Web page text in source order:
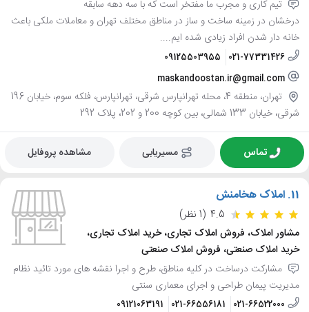
تیم کاری و مجرب ما مفتخر است که با سه دهه سابقه
درخشان در زمینه ساخت و ساز در مناطق مختلف تهران و معاملات ملکی باعث
خانه دار شدن افراد زیادی شده ایم....
021-77331426
09125503955
maskandoostan.ir@gmail.com
تهران، منطقه 4، محله تهرانپارس شرقی، تهرانپارس، فلکه سوم، خیابان 196
شرقی، خیابان 133 شمالی، بین کوچه 200 و 202، پلاک 292
تماس مسیریابی مشاهده پروفایل
11. املاک هخامنش
4.5 (1 نظر)
مشاور املاک، فروش املاک تجاری، خرید املاک تجاری،
خرید املاک صنعتی، فروش املاک صنعتی
مشارکت درساخت در کلیه مناطق، طرح و اجرا نقشه های مورد تائید نظام
مدیریت پیمان طراحی و اجرای معماری سنتی
021-66522000
021-66556181
09121063191